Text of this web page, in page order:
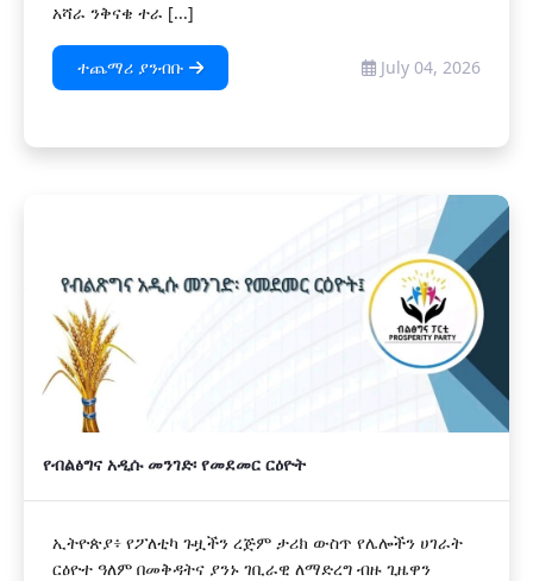
አሻራ ንቅናቄ ተራ [...]
ተጨማሪ ያንብቡ July 04, 2026
የብልፅግና አዲሱ መንገድ፡ የመደመር ርዕዮት
ኢትዮጵያ፥ የፖለቲካ ጉዟችን ረጅም ታሪክ ውስጥ የሌሎችን ሀገራት
ርዕዮተ ዓለም በመቅዳትና ያንኑ ገቢራዊ ለማድረግ ብዙ ጊዜዋን